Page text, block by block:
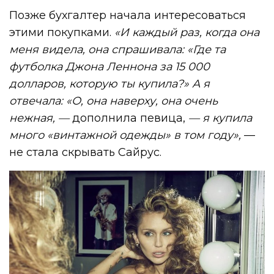
Позже бухгалтер начала интересоваться
этими покупками. «И каждый раз, когда она
меня видела, она спрашивала: «Где та
футболка Джона Леннона за 15 000
долларов, которую ты купила?» А я
отвечала: «О, она наверху, она очень
нежная, —дополнила певица, — я купила
много «винтажной одежды» в том году», —
не стала скрывать Сайрус.